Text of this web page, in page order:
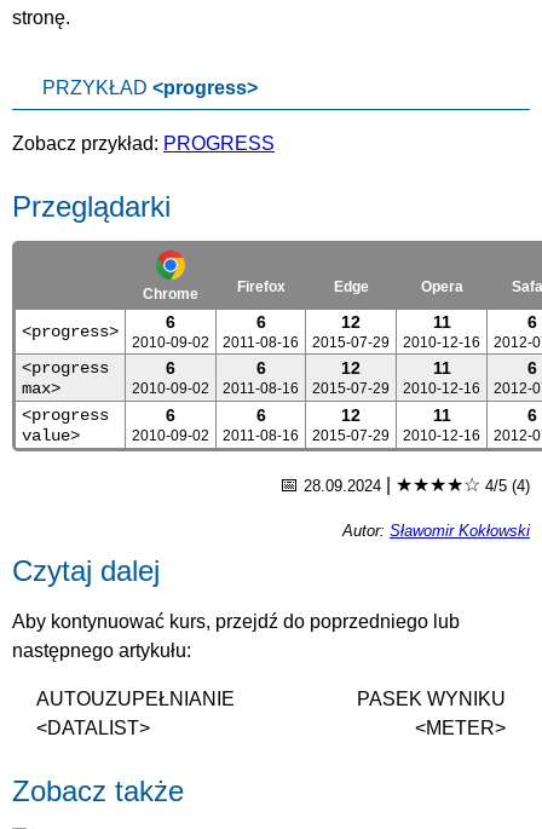
stronę.
PRZYKŁAD <progress>
Zobacz przykład: PROGRESS
Przeglądarki
Chrome Firefox Edge Opera
<progress> 6
2010-09-02
6
2011-08-16
12
2015-07-29
11
2010-12-16
6
2012-
<progress
max>
6
2010-09-02
6
2011-08-16
12
2015-07-29
11
2010-12-16
6
2012-
<progress
value>
6
2010-09-02
6
2011-08-16
12
2015-07-29
11
2010-12-16
6
2012-
📅 28.09.2024 ★★★★☆ 4/5 (4)
Autor: Sławomir Kokłowski
Czytaj dalej
Aby kontynuować kurs, przejdź do poprzedniego lub
następnego artykułu:
AUTOUZUPEŁNIANIE
<DATALIST>
PASEK WYNIKU
<METER>
Zobacz także